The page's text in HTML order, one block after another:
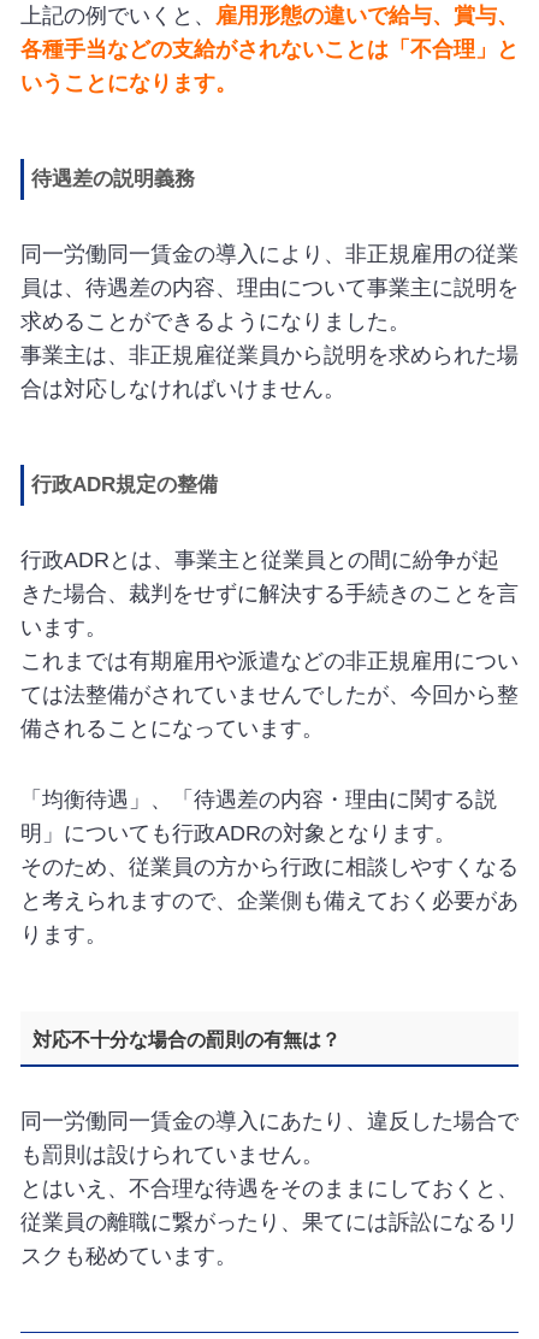
上記の例でいくと、
雇用形態の違いで給与、賞与、
各種手当などの支給がされないことは「不合理」と
いうことになります。
待遇差の説明義務
同一労働同一賃金の導入により、非正規雇用の従業
員は、待遇差の内容、理由について事業主に説明を
求めることができるようになりました。
事業主は、非正規雇従業員から説明を求められた場
合は対応しなければいけません。
行政ADR規定の整備
行政ADRとは、事業主と従業員との間に紛争が起
きた場合、裁判をせずに解決する手続きのことを言
います。
これまでは有期雇用や派遣などの非正規雇用につい
ては法整備がされていませんでしたが、今回から整
備されることになっています。
「均衡待遇」、「待遇差の内容・理由に関する説
明」についても行政ADRの対象となります。
そのため、従業員の方から行政に相談しやすくなる
と考えられますので、企業側も備えておく必要があ
ります。
対応不十分な場合の罰則の有無は？
同一労働同一賃金の導入にあたり、違反した場合で
も罰則は設けられていません。
とはいえ、不合理な待遇をそのままにしておくと、
従業員の離職に繋がったり、果てには訴訟になるリ
スクも秘めています。